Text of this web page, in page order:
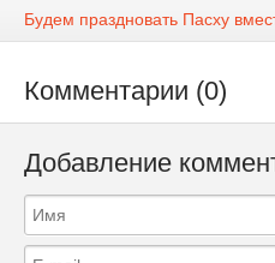
Будем праздновать Пасху
Комментарии (0)
Добавление